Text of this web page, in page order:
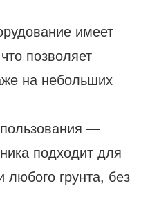
имеет
позволяет
на небольших
—
подходит для
любого грунта, без